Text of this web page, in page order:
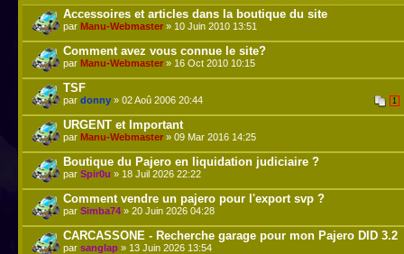
Accessoires et articles dans la boutique du site
par Manu-Webmaster » 10 Juin 2010 13:51
Comment avez vous connue le site?
par Manu-Webmaster » 16 Oct 2010 10:15
TSF
1
par donny » 02 Aoû 2006 20:44
URGENT et Important
par Manu-Webmaster » 09 Mar 2016 14:25
Boutique du Pajero en liquidation judiciaire ?
par Spir0u » 18 Juil 2026 22:22
Comment vendre un pajero pour l'export svp ?
par Simba74 » 20 Juin 2026 04:28
CARCASSONE - Recherche garage pour mon Pajero DID 3.2
par sanglap » 13 Juin 2026 13:54